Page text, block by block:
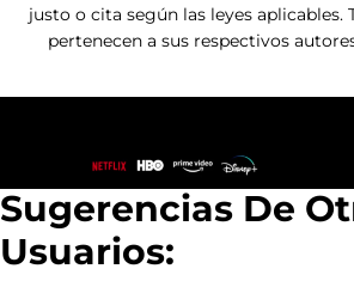
(SUSPIRA) Pero, no estoy
00:01:15:09
justo o cita según las leyes aplicables.
pertenecen a sus respectivos
Sugerencias De
Usuarios: